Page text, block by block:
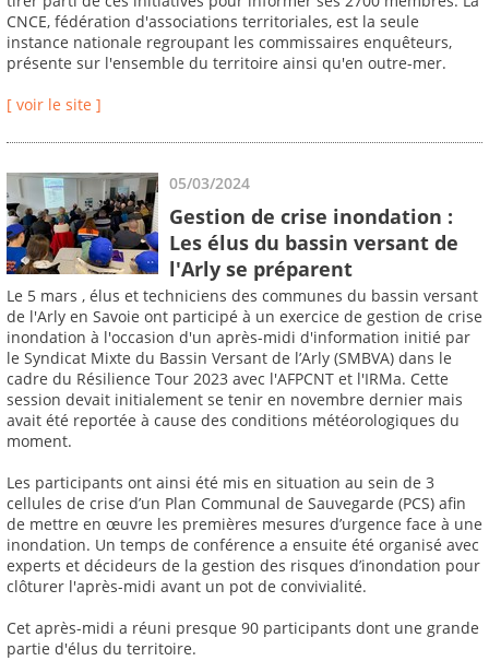
CNCE, fédération d'associations territoriales, est la seule
instance nationale regroupant les commissaires enquêteurs,
présente sur l'ensemble du territoire ainsi qu'en outre-mer.
[ voir le site ]
05/03/2024
Gestion de crise inondation :
Les élus du bassin versant de
l'Arly se préparent
Le 5 mars , élus et techniciens des communes du bassin versant
de l'Arly en Savoie ont participé à un exercice de gestion de crise
inondation à l'occasion d'un après-midi d'information initié par
le Syndicat Mixte du Bassin Versant de l’Arly (SMBVA) dans le
cadre du Résilience Tour 2023 avec l'AFPCNT et l'IRMa. Cette
session devait initialement se tenir en novembre dernier mais
avait été reportée à cause des conditions météorologiques du
moment.
Les participants ont ainsi été mis en situation au sein de 3
cellules de crise d’un Plan Communal de Sauvegarde (PCS) afin
de mettre en œuvre les premières mesures d’urgence face à une
inondation. Un temps de conférence a ensuite été organisé avec
experts et décideurs de la gestion des risques d’inondation pour
clôturer l'après-midi avant un pot de convivialité.
Cet après-midi a réuni presque 90 participants dont une grande
partie d'élus du territoire.